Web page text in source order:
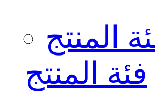
المنتج
فئة المنتج